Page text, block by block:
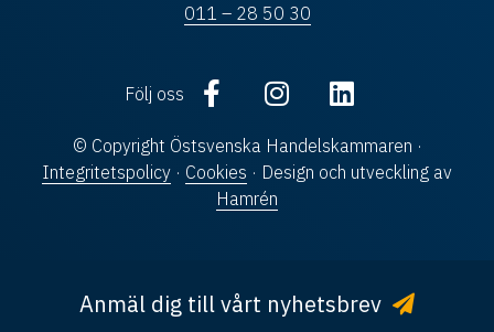
011 – 28 50 30
Följ oss
© Copyright Östsvenska Handelskammaren ·
Integritetspolicy · Cookies · Design och utveckling av
Hamrén
Anmäl dig till vårt nyhetsbrev